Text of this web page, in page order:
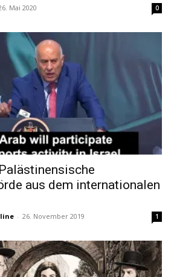
Mai 2020 0
aus dem internationalen
- 26. November 2019 1